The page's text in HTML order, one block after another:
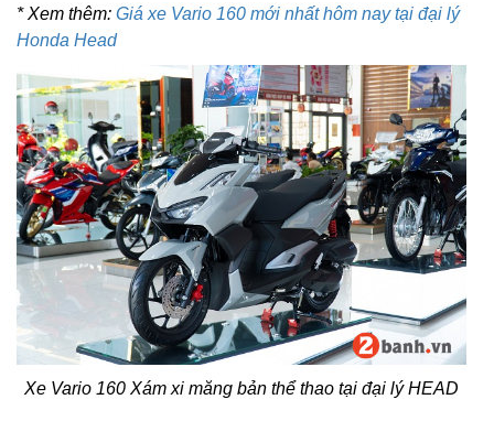
* Xem thêm: Giá xe Vario 160 mới nhất hôm nay tại đại lý
Honda Head
Xe Vario 160 Xám xi măng bản thể thao tại đại lý HEAD